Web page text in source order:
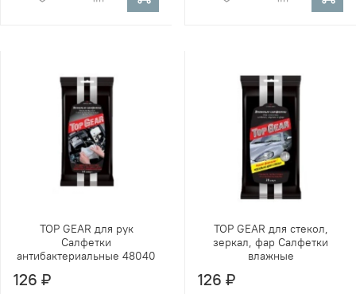
TOP GEAR для рук
Салфетки
антибактериальные 48040
126 ₽
TOP GEAR для стекол,
зеркал, фар Салфетки
влажные
126 ₽